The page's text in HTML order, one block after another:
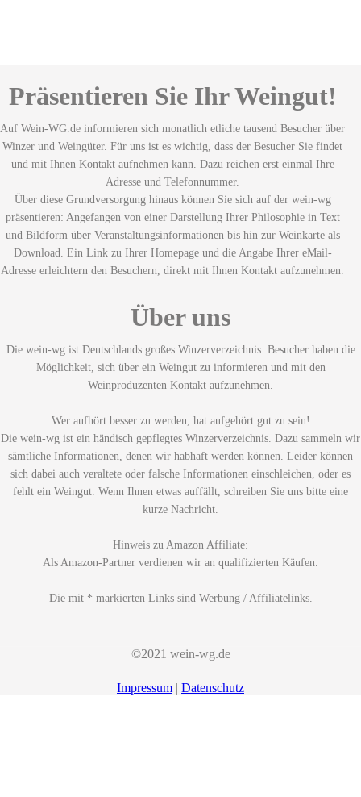
Präsentieren Sie Ihr Weingut!
Auf Wein-WG.de informieren sich monatlich etliche tausend Besucher über
Winzer und Weingüter. Für uns ist es wichtig, dass der Besucher Sie findet
und mit Ihnen Kontakt aufnehmen kann. Dazu reichen erst einmal Ihre
Adresse und Telefonnummer.
Über diese Grundversorgung hinaus können Sie sich auf der wein-wg
präsentieren: Angefangen von einer Darstellung Ihrer Philosophie in Text
und Bildform über Veranstaltungsinformationen bis hin zur Weinkarte als
Download. Ein Link zu Ihrer Homepage und die Angabe Ihrer eMail-
Adresse erleichtern den Besuchern, direkt mit Ihnen Kontakt aufzunehmen.
Über uns
Die wein-wg ist Deutschlands großes Winzerverzeichnis. Besucher haben die
Möglichkeit, sich über ein Weingut zu informieren und mit den
Weinproduzenten Kontakt aufzunehmen.
Wer aufhört besser zu werden, hat aufgehört gut zu sein!
Die wein-wg ist ein händisch gepflegtes Winzerverzeichnis. Dazu sammeln wir
sämtliche Informationen, denen wir habhaft werden können. Leider können
sich dabei auch veraltete oder falsche Informationen einschleichen, oder es
fehlt ein Weingut. Wenn Ihnen etwas auffällt, schreiben Sie uns bitte eine
kurze Nachricht.
Hinweis zu Amazon Affiliate:
Als Amazon-Partner verdienen wir an qualifizierten Käufen.
Die mit * markierten Links sind Werbung / Affiliatelinks.
©2021 wein-wg.de
Impressum | Datenschutz